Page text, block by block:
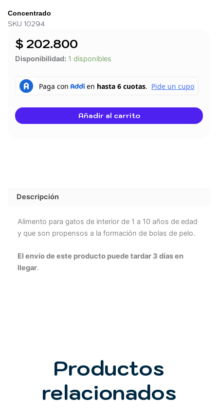
Concentrado
SKU 10294
$202.800
Disponibilidad: 1 disponibles
ROYAL
FCN
CARE
2.72
KG
Añadir al carrito
Descripción
Alimento para gatos de interior de 1 a 10 años de edad
y que son propensos a la formación de bolas de pelo.
El envío de este producto puede tardar 3 días en
llegar.
Productos
relacionados